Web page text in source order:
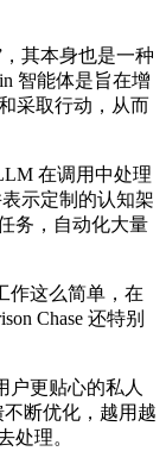
其本身也是一种
智能体是旨在增
采取行动，从而
在调用中处理
示定制的认知架
务，自动化大量
这么简单，在
Chase 还特别
更贴心的私人
断优化，越用越
处理。